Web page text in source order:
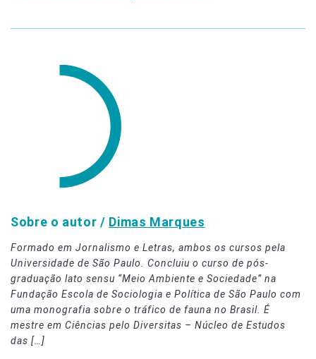
Sobre o autor / Dimas Marques
Formado em Jornalismo e Letras, ambos os cursos pela
Universidade de São Paulo. Concluiu o curso de pós-
graduação lato sensu “Meio Ambiente e Sociedade” na
Fundação Escola de Sociologia e Política de São Paulo com
uma monografia sobre o tráfico de fauna no Brasil. É
mestre em Ciências pelo Diversitas – Núcleo de Estudos
das […]